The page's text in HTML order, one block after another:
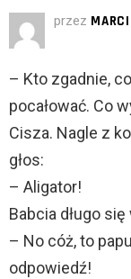
przez
– Kto zgadnie,
pocałować. Co
Cisza. Nagle z
głos:
– Aligator!
Babcia długo się
– No cóż, to
odpowiedź!